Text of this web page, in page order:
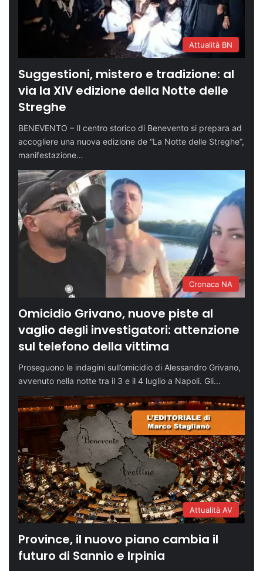
Attualità BN
Suggestioni, mistero e tradizione: al
via la XIV edizione della Notte delle
Streghe
BENEVENTO – Il centro storico di Benevento si prepara ad
accogliere una nuova edizione de “La Notte delle Streghe”,
manifestazione…
Cronaca NA
Omicidio Grivano, nuove piste al
vaglio degli investigatori: attenzione
sul telefono della vittima
Proseguono le indagini sull’omicidio di Alessandro Grivano,
avvenuto nella notte tra il 3 e il 4 luglio a Napoli. Gli…
Attualità AV
Province, il nuovo piano cambia il
futuro di Sannio e Irpinia